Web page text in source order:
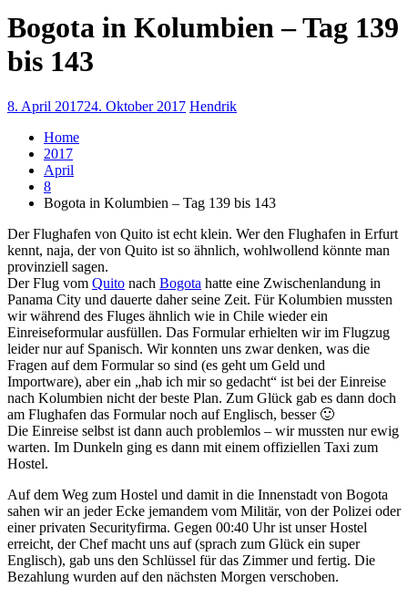
Bogota in Kolumbien – Tag 139
bis 143
8. April 201724. Oktober 2017 Hendrik
Home
2017
April
8
Bogota in Kolumbien – Tag 139 bis 143
Der Flughafen von Quito ist echt klein. Wer den Flughafen in Erfurt
kennt, naja, der von Quito ist so ähnlich, wohlwollend könnte man
provinziell sagen.
Der Flug vom Quito nach Bogota hatte eine Zwischenlandung in
Panama City und dauerte daher seine Zeit. Für Kolumbien mussten
wir während des Fluges ähnlich wie in Chile wieder ein
Einreiseformular ausfüllen. Das Formular erhielten wir im Flugzug
leider nur auf Spanisch. Wir konnten uns zwar denken, was die
Fragen auf dem Formular so sind (es geht um Geld und
Importware), aber ein „hab ich mir so gedacht“ ist bei der Einreise
nach Kolumbien nicht der beste Plan. Zum Glück gab es dann doch
am Flughafen das Formular noch auf Englisch, besser 🙂
Die Einreise selbst ist dann auch problemlos – wir mussten nur ewig
warten. Im Dunkeln ging es dann mit einem offiziellen Taxi zum
Hostel.
Auf dem Weg zum Hostel und damit in die Innenstadt von Bogota
sahen wir an jeder Ecke jemandem vom Militär, von der Polizei oder
einer privaten Securityfirma. Gegen 00:40 Uhr ist unser Hostel
erreicht, der Chef macht uns auf (sprach zum Glück ein super
Englisch), gab uns den Schlüssel für das Zimmer und fertig. Die
Bezahlung wurden auf den nächsten Morgen verschoben.